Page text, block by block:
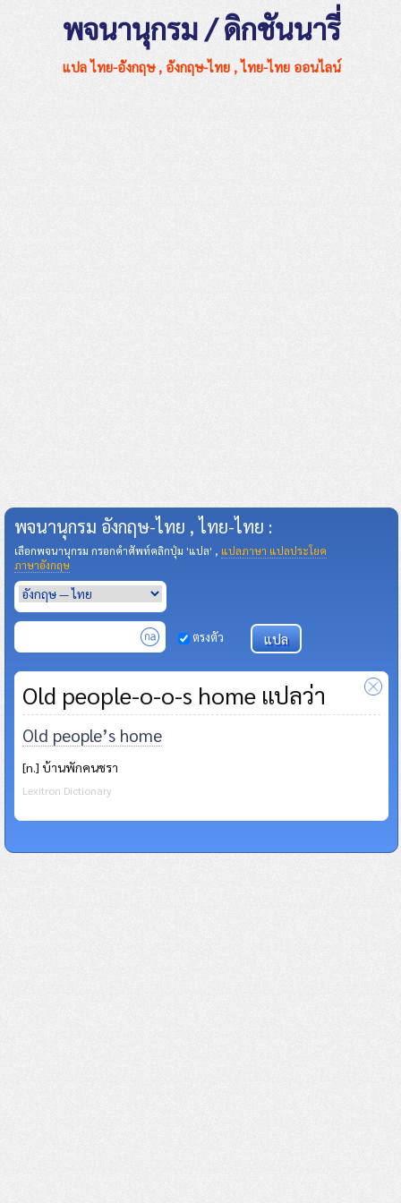
พจนานุกรม / ดิกชันนารี่
แปล ไทย-อังกฤษ , อังกฤษ-ไทย , ไทย-ไทย ออนไลน์
พจนานุกรม อังกฤษ-ไทย , ไทย-ไทย :
เลือกพจนานุกรม กรอกคำศัพท์คลิกปุ่ม 'แปล' , แปลภาษา แปลประโยค
ภาษาอังกฤษ
ตรงตัว
Old people-o-o-s home แปลว่า
Old people’s home
[n.] บ้านพักคนชรา
Lexitron Dictionary